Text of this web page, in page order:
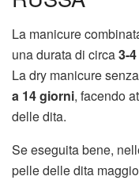
La manicure
una durata di circa3-
La dry manicure
a 14 giorni, facendo
delle dita.
Se eseguita bene,
pelle delle dita